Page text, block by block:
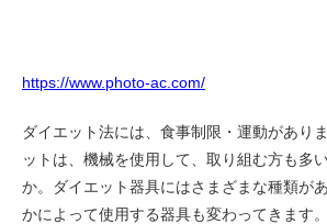
https://www.photo-ac.com/
ダイエット法には、食事制限・運動があり
ットは、機械を使用して、取り組む方も多
か。ダイエット器具にはさまざまな種類が
かによって使用する器具も変わってきます